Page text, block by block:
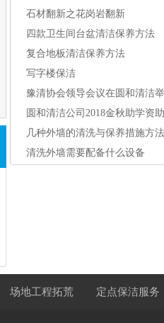
石材翻新之花岗岩翻新
四款卫生间台盆清洁保养方法
复合地板清洁保养方法
写字楼保洁
豫清协会领导会议在圆和清洁
圆和清洁公司2018金秋助学资
隆重举行，传播正能量，让爱走
几种外墙的清洗与保养措施方法
清洗外墙需要配备什么设备
场地工程拓荒 定点保洁服务